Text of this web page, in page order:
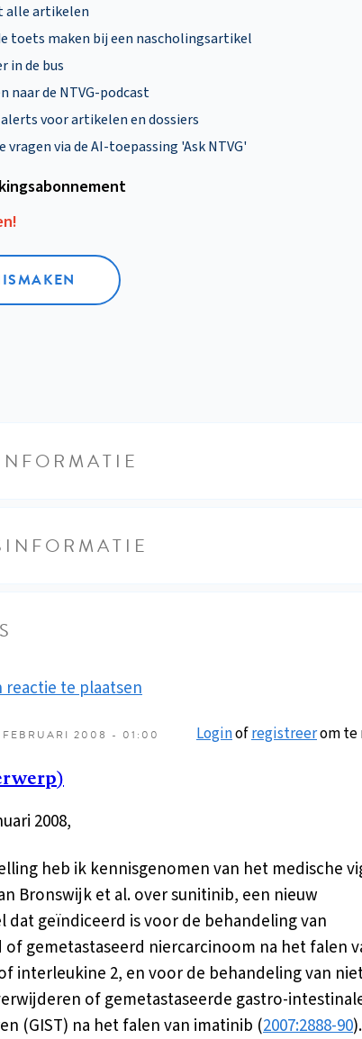
alle artikelen
toets maken bij een nascholingsartikel
in de bus
naar de NTVG-podcast
voor artikelen en dossiers
vragen via de AI-toepassing 'Ask NTVG'
reactie te plaatsen
FEBRUARI 2008 - 01:00 Loginofregistreerom te
2008,
heb ik kennisgenomen van het medische
Bronswijk et al. over sunitinib, een nieuw
dat geïndiceerd is voor de behandeling van
gemetastaseerd niercarcinoom na het falen
interleukine 2, en voor de behandeling van
of gemetastaseerde gastro-
(GIST) na het falen van imatinib (2007:2888-90).